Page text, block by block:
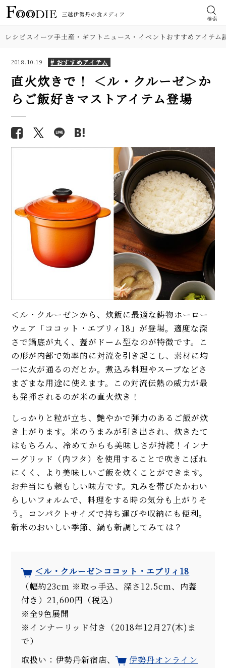
検索
レシピスイーツ手土産・ギフト ニュース・イベントおすすめアイテム
2018.10.19 # おすすめアイテム
直火炊きで！ ＜ル・クルーゼ＞か
らご飯好きマストアイテム登場
＜ル・クルーゼ＞から、炊飯に最適な鋳物ホーロー
ウェア「ココット・エブリィ18」が登場。適度な深
さで鍋底が丸く、蓋がドーム型なのが特徴です。こ
の形が内部で効率的に対流を引き起こし、素材に均
一に火が通るのだとか。煮込み料理やスープなどさ
まざまな用途に使えます。この対流伝熱の威力が最
も発揮されるのが米の直火炊き！
しっかりと粒が立ち、艶やかで弾力のあるご飯が炊
き上がります。米のうまみが引き出され、炊きたて
はもちろん、冷めてからも美味しさが持続！インナ
ーグリッド（内フタ）を使用することで吹きこぼれ
にくく、より美味しいご飯を炊くことができます。
お弁当にも頼もしい味方です。丸みを帯びたかわい
らしいフォルムで、料理をする時の気分も上がりそ
う。コンパクトサイズで持ち運びや収納にも便利。
新米のおいしい季節、鍋も新調してみては？
＜ル・クルーゼ＞ココット・エブリィ18
（幅約23cm ※取っ手込、深さ12.5cm、内蓋
付き）21,600円（税込）
※全9色展開
※インナーリッド付き（2018年12月27(木)ま
で）
取扱い：伊勢丹新宿店、
伊勢丹オンライン